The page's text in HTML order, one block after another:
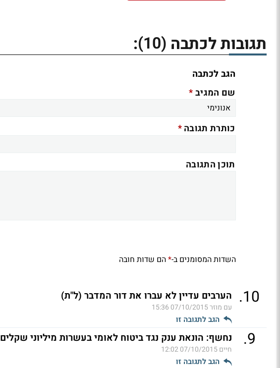
תגובות לכתבה (10)
:
הגב לכתבה
שם המגיב*
כותרת תגובה*
תוכן התגובה
השדות המסומנים ב-*הם שדות חובה
10
. הערבים עדיין לא עברו את דור המדבר (ל"ת)
עם מוזר07/10/2015 15:36
הגב לתגובה זו
9
. נחשף: הונאת ענק נגד ביטוח לאומי בעשרות מיליוני שקלים
חיים07/10/2015 12:02
הגב לתגובה זו